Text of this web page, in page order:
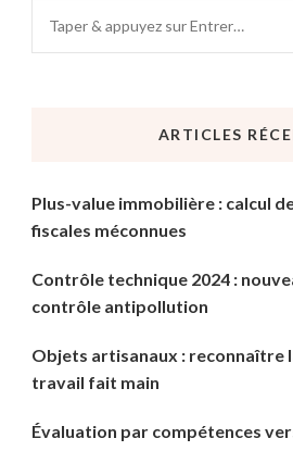
recherchiez
ARTICLES
Plus-value immobilière : calcul
fiscales méconnues
Contrôle technique 2024 :
contrôle antipollution
Objets artisanaux : reconnaître
travail fait main
Évaluation par compétences